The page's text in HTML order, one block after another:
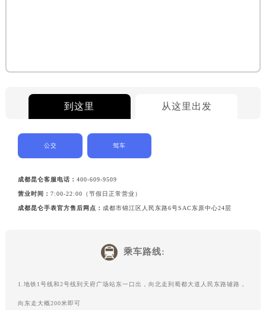
到这里 从这里出发
公交 驾车
成都昆仑客服电话：400-609-9509
营业时间：7:00-22:00（节假日正常营业）
成都昆仑手表官方售后网点： 成都市锦江区人民东路6号SAC东原中心24层
乘车路线:
1.地铁1号线和2号线到天府广场站东一口出，向北走到蜀都大道人民东路辅路，
向东走大概200米即可